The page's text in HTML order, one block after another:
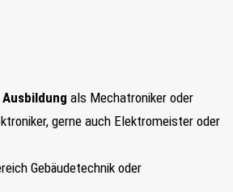
als Mechatroniker oder
gerne auch Elektromeister oder
Gebäudetechnik oder